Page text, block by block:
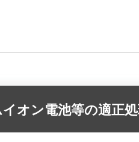
イオン電池等の適正